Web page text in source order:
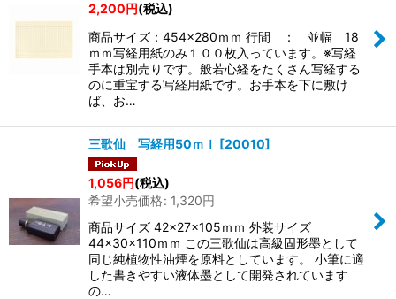
2,200円(税込)
商品サイズ：454×280ｍｍ 行間 ： 並幅 18
ｍｍ写経用紙のみ１００枚入っています。※写経
手本は別売りです。般若心経をたくさん写経する
のに重宝する写経用紙です。お手本を下に敷け
ば、お…
三歌仙 写経用50ｍｌ [20010]
1,056円(税込)
希望小売価格: 1,320円
商品サイズ 42×27×105ｍｍ 外装サイズ
44×30×110ｍｍ この三歌仙は高級固形墨として
同じ純植物性油煙を原料としています。 小筆に適
した書きやすい液体墨として開発されています
の…